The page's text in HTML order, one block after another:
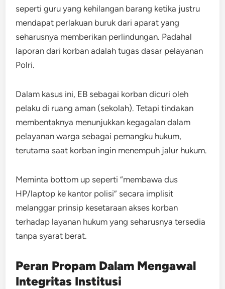
seperti guru yang kehilangan barang ketika justru
mendapat perlakuan buruk dari aparat yang
seharusnya memberikan perlindungan. Padahal
laporan dari korban adalah tugas dasar pelayanan
Polri.
Dalam kasus ini, EB sebagai korban dicuri oleh
pelaku di ruang aman (sekolah). Tetapi tindakan
membentaknya menunjukkan kegagalan dalam
pelayanan warga sebagai pemangku hukum,
terutama saat korban ingin menempuh jalur hukum.
Meminta bottom up seperti “membawa dus
HP/laptop ke kantor polisi” secara implisit
melanggar prinsip kesetaraan akses korban
terhadap layanan hukum yang seharusnya tersedia
tanpa syarat berat.
Peran Propam Dalam Mengawal
Integritas Institusi